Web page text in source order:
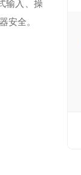
输入、操
安全。